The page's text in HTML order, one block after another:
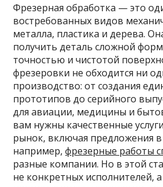
Фрезерная обработка — это
востребованных видов
металла, пластика и дерева.
получить деталь сложной
точностью и чистотой
фрезеровки не обходится ни
производство: от создания
прототипов до серийного
для авиации, медицины и
вам нужны качественные
рынок, включая предложения
например,фрезерные работы
разные компании. Но в этой
не конкретных исполнителей, а